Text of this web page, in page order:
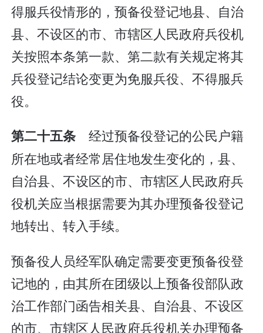
得服兵役情形的，预备役登记地县、自治
县、不设区的市、市辖区人民政府兵役机
关按照本条第一款、第二款有关规定将其
兵役登记结论变更为免服兵役、不得服兵
役。
第二十五条经过预备役登记的公民户籍
所在地或者经常居住地发生变化的，县、
自治县、不设区的市、市辖区人民政府兵
役机关应当根据需要为其办理预备役登记
地转出、转入手续。
预备役人员经军队确定需要变更预备役登
记地的，由其所在团级以上预备役部队政
治工作部门函告相关县、自治县、不设区
的市、市辖区人民政府兵役机关办理预备